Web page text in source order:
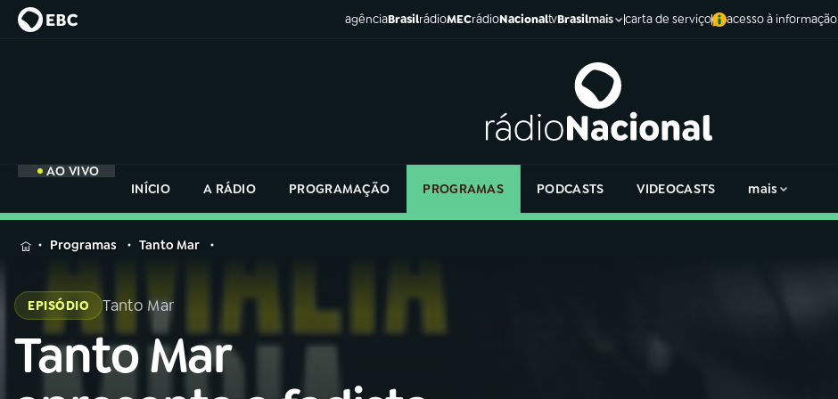
agênciaBrasilrádioMECrádioNacionaltvBrasilmais carta de serviço acesso à informação
AO VIVO
INÍCIO
A RÁDIO PROGRAMAÇÃO PROGRAMAS PODCASTS VIDEOCASTS mais
MENU
Buscar
na
Rádio
AO VIVO
na
Rádio
Nacional
Programas Tanto Mar
EPISÓDIO Tanto Mar
Tanto Mar